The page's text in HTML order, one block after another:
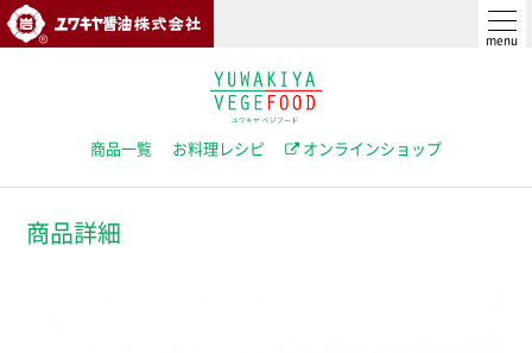
menu
商品一覧 お料理レシピ オンラインショップ
商品詳細